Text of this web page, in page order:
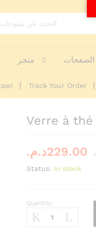
متجر الصفحات
Track Your Order
Verre à thé
229.00د.م.
Status: In stock
Verre
Quantity:
Enquiries